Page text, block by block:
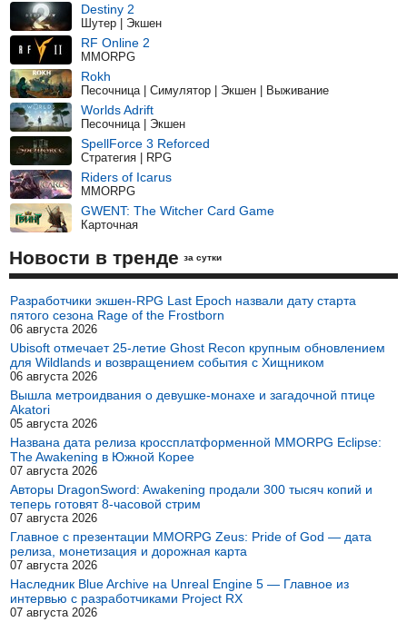
Destiny 2
Шутер | Экшен
RF Online 2
MMORPG
Rokh
Песочница | Симулятор | Экшен | Выживание
Worlds Adrift
Песочница | Экшен
SpellForce 3 Reforced
Стратегия | RPG
Riders of Icarus
MMORPG
GWENT: The Witcher Card Game
Карточная
Новости в тренде за сутки
Разработчики экшен-RPG Last Epoch назвали дату старта
пятого сезона Rage of the Frostborn
06 августа 2026
Ubisoft отмечает 25-летие Ghost Recon крупным обновлением
для Wildlands и возвращением события с Хищником
06 августа 2026
Вышла метроидвания о девушке-монахе и загадочной птице
Akatori
05 августа 2026
Названа дата релиза кроссплатформенной MMORPG Eclipse:
The Awakening в Южной Корее
07 августа 2026
Авторы DragonSword: Awakening продали 300 тысяч копий и
теперь готовят 8-часовой стрим
07 августа 2026
Главное с презентации MMORPG Zeus: Pride of God — дата
релиза, монетизация и дорожная карта
07 августа 2026
Наследник Blue Archive на Unreal Engine 5 — Главное из
интервью с разработчиками Project RX
07 августа 2026